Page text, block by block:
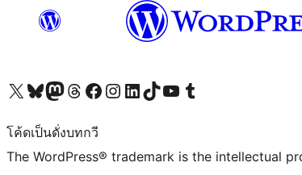
Visit our X (formerly Twitter) account
Visit our Bluesky account
Visit our Mastodon account
Visit our Threads account
Visit our Facebook page
Visit our Instagram account
Visit our LinkedIn account
Visit our TikTok account
Visit our YouTube channel
Visit our Tumblr account
โค้ดเป็นดั่งบทกวี
The WordPress® trademark is the intellectual